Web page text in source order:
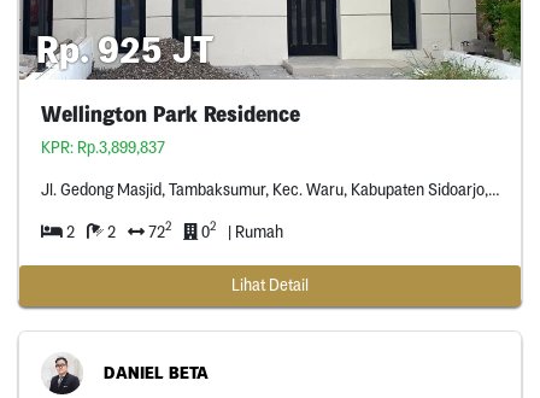
Rp. 925 JT
Wellington Park Residence
KPR: Rp.3,899,837
Jl. Gedong Masjid, Tambaksumur, Kec. Waru, Kabupaten Sidoarjo, Jawa Timur *****
2 2 722 02 | Rumah
Lihat Detail
DANIEL BETA